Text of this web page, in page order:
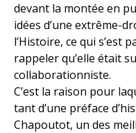
devant la montée en
idées d’une extrême-
l’Histoire, ce qui s’est
rappeler qu’elle était
collaborationniste.
C’est la raison pour
tant d’une préface
Chapoutot, un des